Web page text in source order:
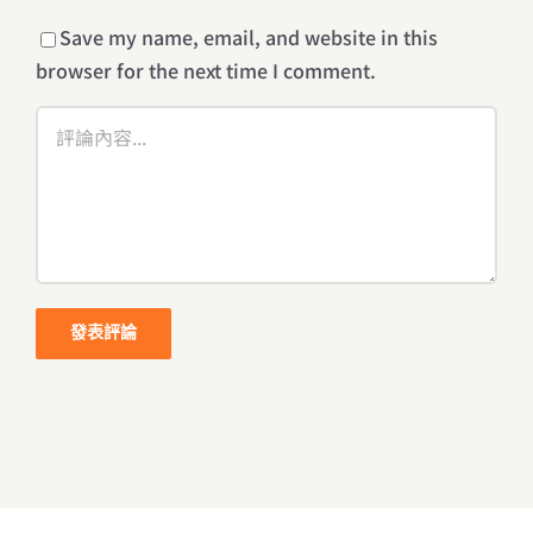
Save my name, email, and website in this
browser for the next time I comment.
Comment